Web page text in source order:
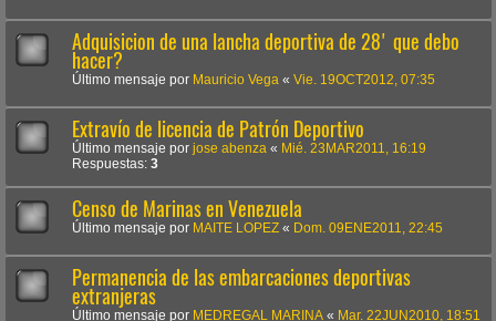
Adquisicion de una lancha deportiva de 28' que debo
hacer?
Último mensaje por Mauricio Vega « Vie. 19OCT2012, 07:35
Extravío de licencia de Patrón Deportivo
Último mensaje por jose abenza « Mié. 23MAR2011, 16:19
Respuestas: 3
Censo de Marinas en Venezuela
Último mensaje por MAITE LOPEZ « Dom. 09ENE2011, 22:45
Permanencia de las embarcaciones deportivas
extranjeras
Último mensaje por MEDREGAL MARINA « Mar. 22JUN2010, 18:51